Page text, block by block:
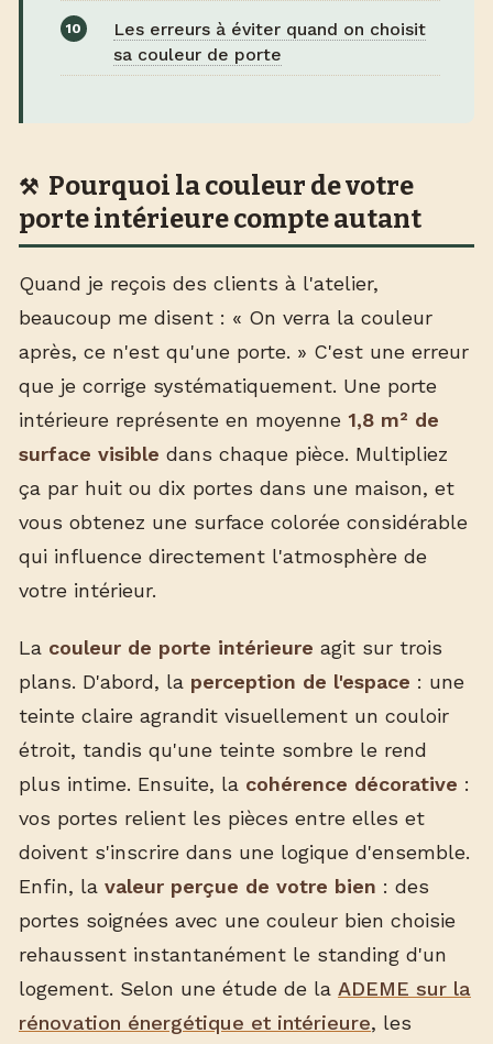
Les erreurs à éviter quand on choisit
sa couleur de porte
Pourquoi la couleur de votre
porte intérieure compte autant
Quand je reçois des clients à l'atelier,
beaucoup me disent : « On verra la couleur
après, ce n'est qu'une porte. » C'est une erreur
que je corrige systématiquement. Une porte
intérieure représente en moyenne 1,8 m² de
surface visible dans chaque pièce. Multipliez
ça par huit ou dix portes dans une maison, et
vous obtenez une surface colorée considérable
qui influence directement l'atmosphère de
votre intérieur.
La couleur de porte intérieure agit sur trois
plans. D'abord, la perception de l'espace : une
teinte claire agrandit visuellement un couloir
étroit, tandis qu'une teinte sombre le rend
plus intime. Ensuite, la cohérence décorative :
vos portes relient les pièces entre elles et
doivent s'inscrire dans une logique d'ensemble.
Enfin, la valeur perçue de votre bien : des
portes soignées avec une couleur bien choisie
rehaussent instantanément le standing d'un
logement. Selon une étude de la ADEME sur la
rénovation énergétique et intérieure, les